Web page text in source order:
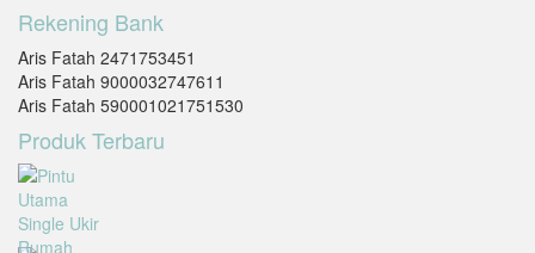
Rekening Bank
Aris Fatah 2471753451
Aris Fatah 9000032747611
Aris Fatah 590001021751530
Produk Terbaru